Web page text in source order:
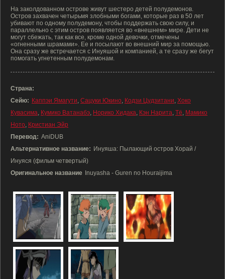
На заколдованном острове живут шестеро детей полудемонов.
Остров захвачен четырьмя злобными богами, которые раз в 50 лет
убивают по одному полудемону, чтобы поддержать свою силу, и
параллельно с этим остров появляется во «внешнем» мире. Дети не
могут сбежать, так как все, кроме одной девочки, отмечены
«огненными шрамами». Ее и посылают во внешний мир за помощью.
Она сразу же встречается с Инуяшой и компанией, а те сразу же бегут
помогать угнетенным полудемонам.
Страна:
Сейю: Каппэи Ямагути, Сацуки Юкино, Кодзи Цудзитани, Хоко
Кувасима, Кумико Ватанабэ, Норико Хидака, Кэн Нарита, Тё, Мамико
Ното, Кристиан Эйр
Перевод: AniDUB
Альтернативное название: Инуяша: Пылающий остров Хорай /
Инуяся (фильм четвертый)
Оригинальное название Inuyasha - Guren no Houraijima